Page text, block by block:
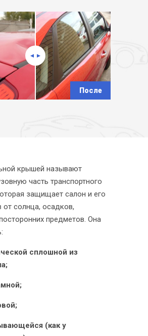
После
крышей называют
часть транспортного
защищает салон и его
от солнца, осадков,
предметов. Она
сплошной из
(как у